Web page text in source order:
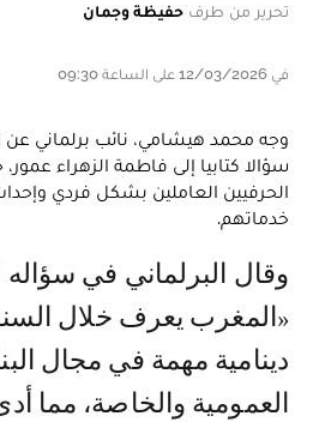
تحرير من طرف حفيظة وجمان
في 12/03/2026 على الساعة 09:30
وجه محمد هيشامي، نائب برلماني
سؤالا كتابيا إلى فاطمة الزهراء
الحرفيين العاملين بشكل فردي
خدماتهم.
وقال البرلماني في سؤاله للوزيرة إن
«المغرب يعرف خلال
دينامية مهمة في مجال
العمومية والخاصة، مما